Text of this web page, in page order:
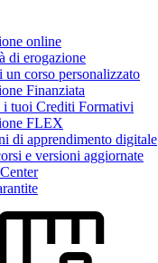
online
di erogazione
un corso personalizzato
Finanziata
i tuoi Crediti Formativi
FLEX
di apprendimento digitale
e versioni aggiornate